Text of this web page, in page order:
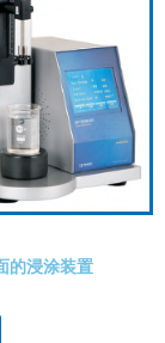
的浸涂装置